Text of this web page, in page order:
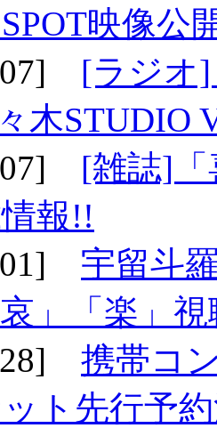
映像公
07] [ラジオ]
木STUDIO
07] [雑誌]「
報!!
01] 宇留斗
哀」「楽」
28] 携帯コ
ト先行予